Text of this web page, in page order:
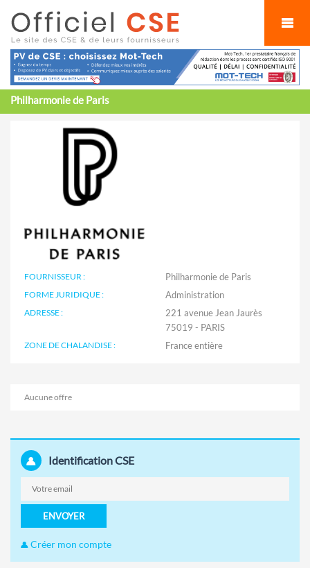
Philharmonie de Paris
FOURNISSEUR : Philharmonie de Paris
FORME JURIDIQUE : Administration
ADRESSE :
221 avenue Jean Jaurès
75019 - PARIS
ZONE DE CHALANDISE :
Aucune offre
Identification CSE
ENVOYER
Créer mon compte